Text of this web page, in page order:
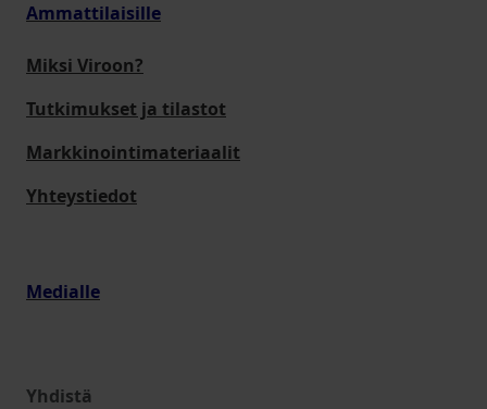
Ammattilaisille
Miksi Viroon?
Tutkimukset ja tilastot
Markkinointimateriaalit
Yhteystiedot
Medialle
Yhdistä